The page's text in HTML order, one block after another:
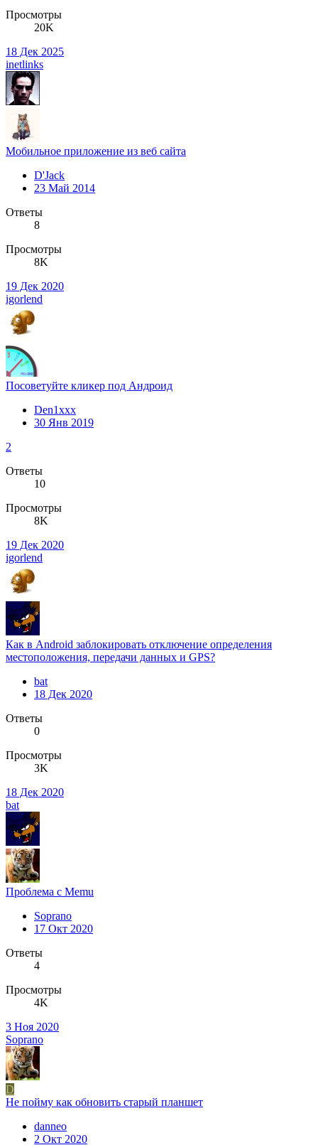
Просмотры
20K
18 Дек 2025
inetlinks
Мобильное приложение из веб сайта
D'Jack
23 Май 2014
Ответы
8
Просмотры
8K
19 Дек 2020
igorlend
Посоветуйте кликер под Андроид
Den1xxx
30 Янв 2019
2
Ответы
10
Просмотры
8K
19 Дек 2020
igorlend
Как в Android заблокировать отключение определения
местоположения, передачи данных и GPS?
bat
18 Дек 2020
Ответы
0
Просмотры
3K
18 Дек 2020
bat
Проблема с Memu
Soprano
17 Окт 2020
Ответы
4
Просмотры
4K
3 Ноя 2020
Soprano
D
Не пойму как обновить старый планшет
danneo
2 Окт 2020